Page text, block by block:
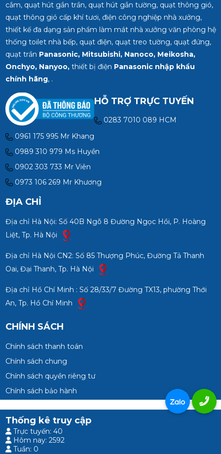
cắm, quạt hút gắn trần, quạt hút gắn tường, quạt thông gió,
quạt thông gió cấp khí tươi, điện công nghiệp nhà xưởng,
thiết kế đa dạng sản phẩm làm mát nhà xưởng văn phòng hệ
thống toilet nhà bếp, quạt điện, quạt treo tường, quạt đứng,
quạt trần Panasonic, Mitsubishi, Nanoco, Meikosha,
Onchyo, Nanyoo,thiết bị điện Panasonic nhập khẩu
chính hãng, .
HỖ TRỢ TRỰC TUYẾN
0283 7010 089 HCM
0961 175 995 Mr Khang
0989 310 979 Ms Huyền
0902 303 733 Mr Viên
0973 106 269 Mr Khương
ĐỊA CHỈ
Địa chỉ Hà Nội: Số 40B Ngõ 8 Đường Ngọc Hồi, P. Hoàng
Liệt, Tp. Hà Nội
Địa chỉ Hà Nội CN2: Số 85 Thượng Phúc, Đường Tả Thanh
Oai, Đại Thanh, Tp. Hà Nội
Địa chỉ Hồ Chí Minh : Số 28/33/7 Đường TX13, phường Thới
An, Tp. Hồ Chí Minh
CHÍNH SÁCH
Chính sách thanh toán
Chính sách chung
Chính sách quyền riêng tư
Chính sách bảo hành
Thống kê truy cập
Trực tuyến: 40
Hôm nay: 2592
Tuần: 0